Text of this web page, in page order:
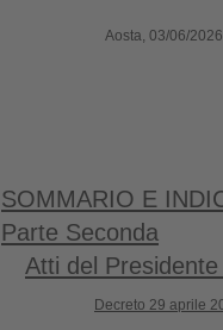
Aosta, 03/06/2026
SOMMARIO E
Parte Seconda
Atti del
Decreto 29 aprile